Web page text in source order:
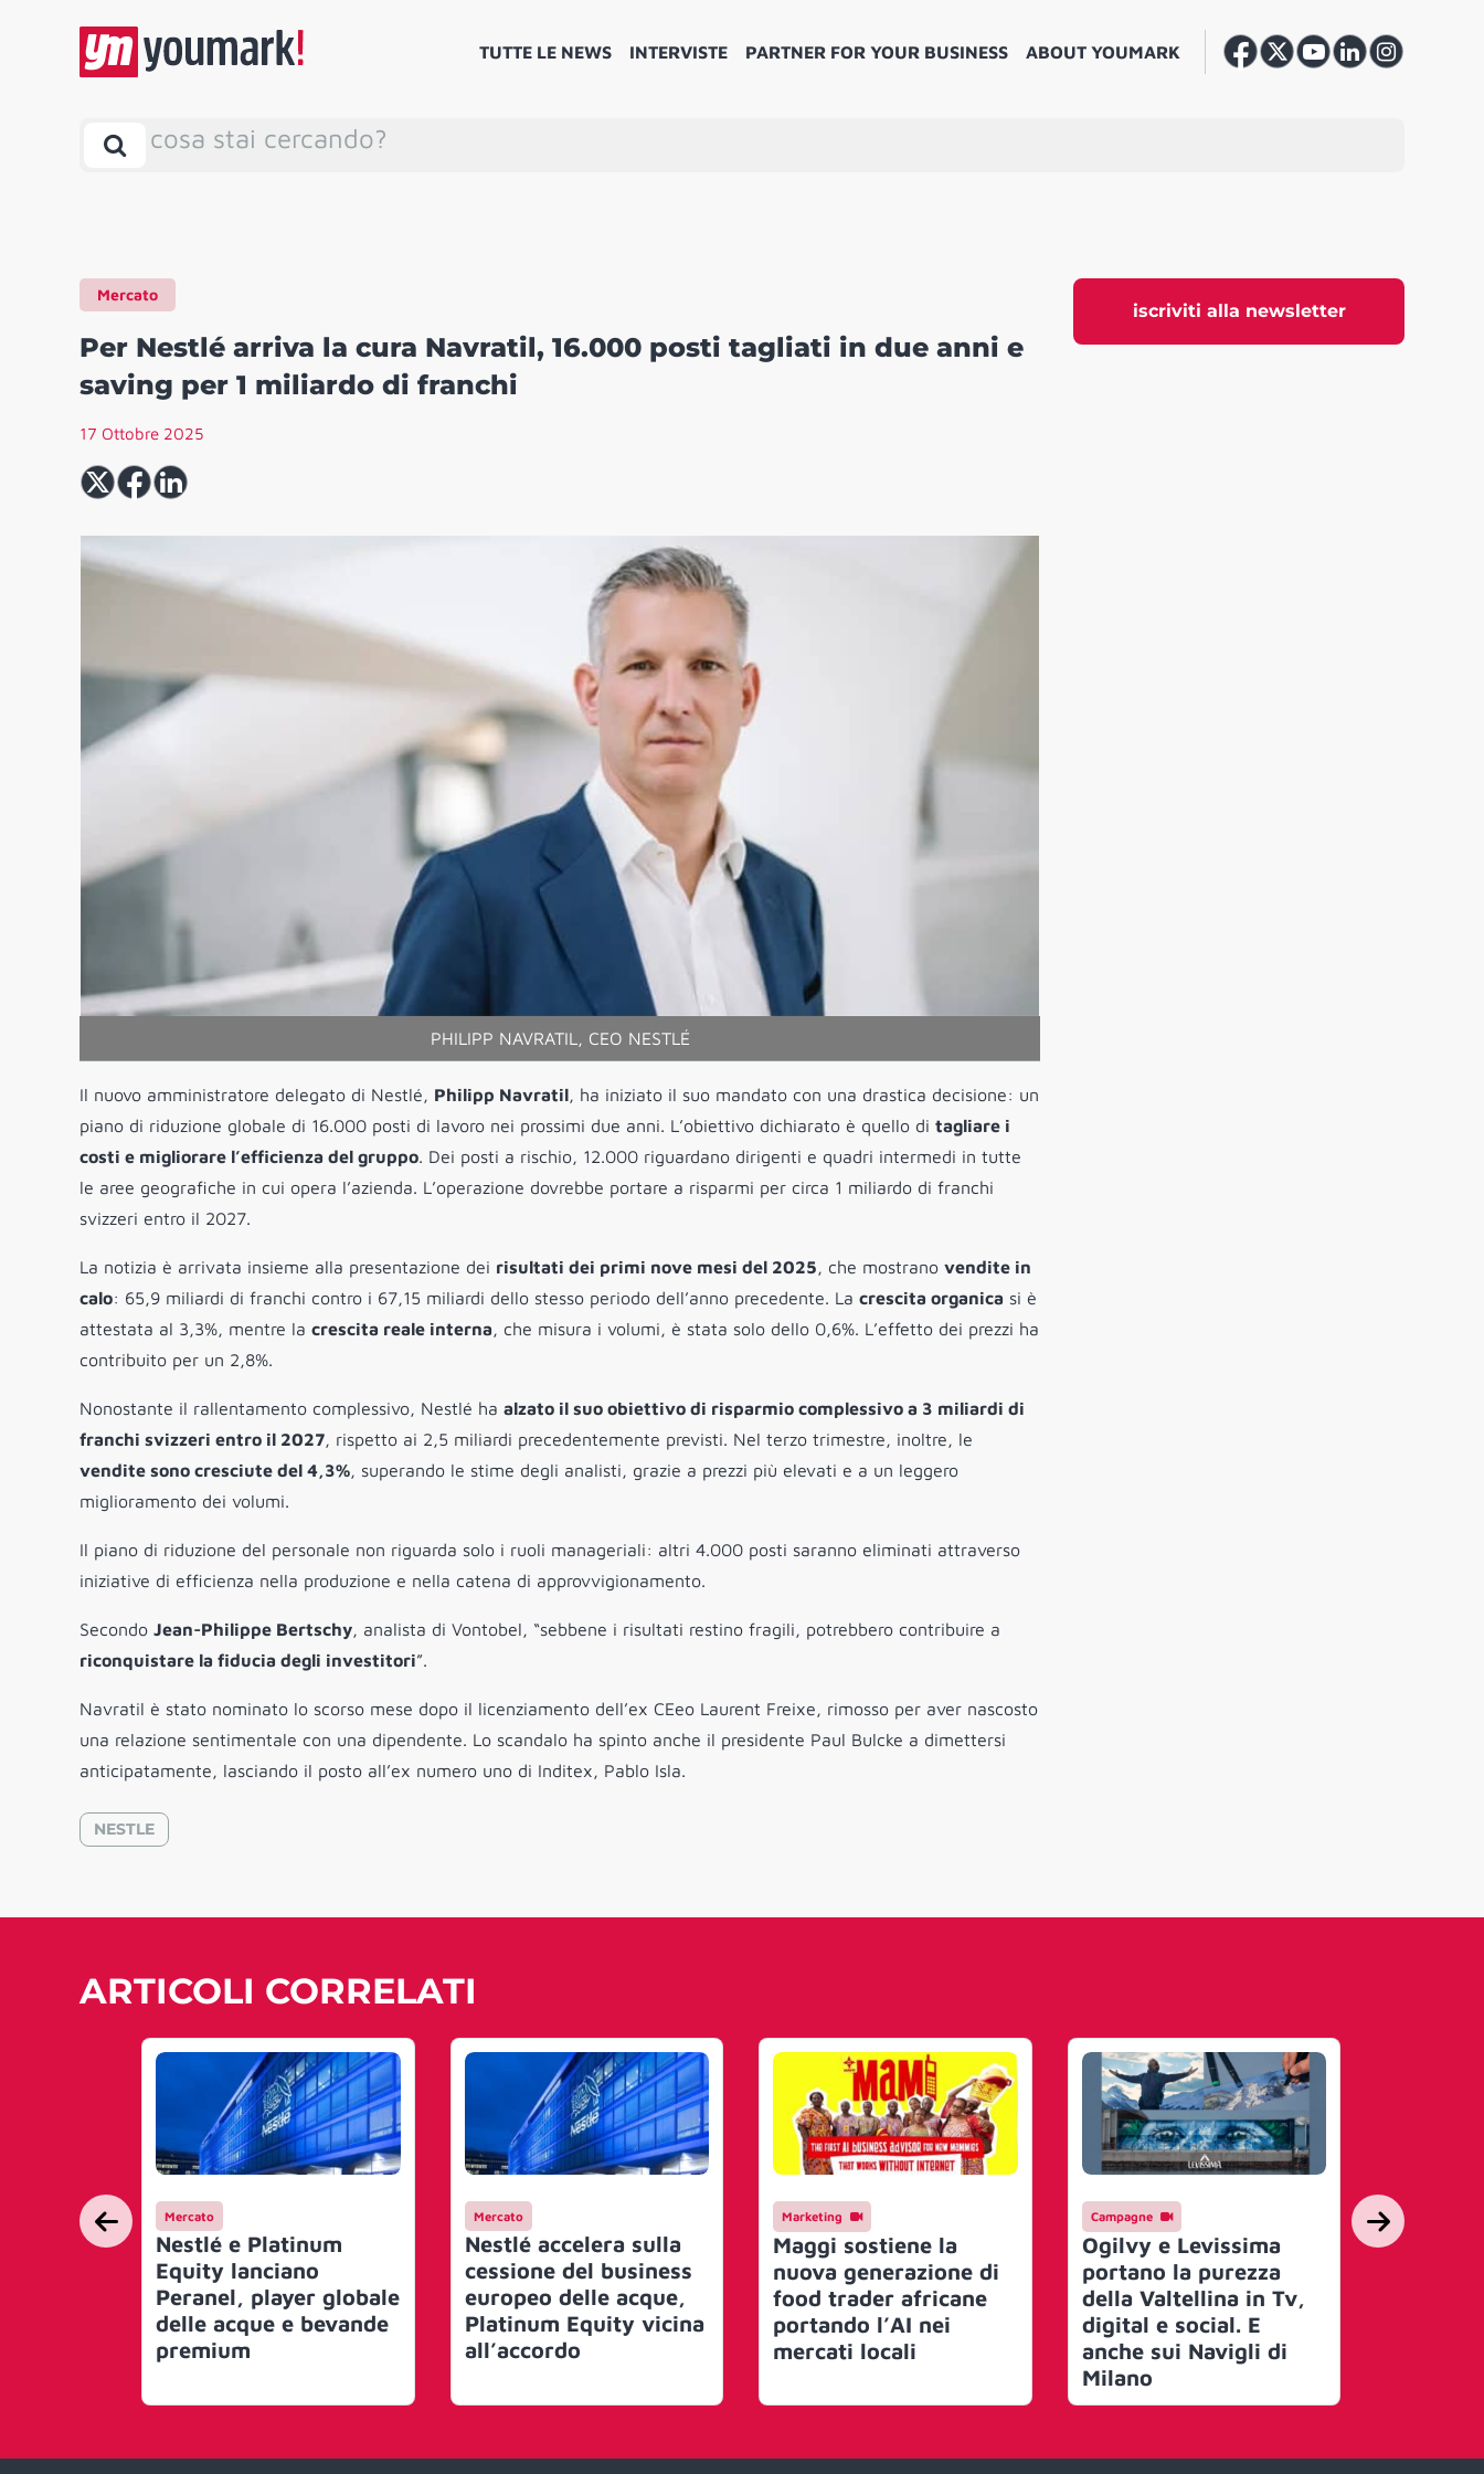
TUTTE LE NEWS INTERVISTE PARTNER FOR YOUR BUSINESS ABOUT YOUMARK
cosa stai cercando?
iscriviti alla newsletter
Mercato
Per Nestlé arriva la cura Navratil, 16.000 posti tagliati in due anni e
saving per 1 miliardo di franchi
17 Ottobre 2025
PHILIPP NAVRATIL, CEO NESTLÉ
Il nuovo amministratore delegato di Nestlé, Philipp Navratil, ha iniziato il suo mandato con una drastica decisione: un
piano di riduzione globale di 16.000 posti di lavoro nei prossimi due anni. L’obiettivo dichiarato è quello di tagliare i
costi e migliorare l’efficienza del gruppo. Dei posti a rischio, 12.000 riguardano dirigenti e quadri intermedi in tutte
le aree geografiche in cui opera l’azienda. L’operazione dovrebbe portare a risparmi per circa 1 miliardo di franchi
svizzeri entro il 2027.
La notizia è arrivata insieme alla presentazione dei risultati dei primi nove mesi del 2025, che mostrano vendite in
calo: 65,9 miliardi di franchi contro i 67,15 miliardi dello stesso periodo dell’anno precedente. La crescita organica si è
attestata al 3,3%, mentre la crescita reale interna, che misura i volumi, è stata solo dello 0,6%. L’effetto dei prezzi ha
contribuito per un 2,8%.
Nonostante il rallentamento complessivo, Nestlé ha alzato il suo obiettivo di risparmio complessivo a 3 miliardi di
franchi svizzeri entro il 2027, rispetto ai 2,5 miliardi precedentemente previsti. Nel terzo trimestre, inoltre, le
vendite sono cresciute del 4,3%, superando le stime degli analisti, grazie a prezzi più elevati e a un leggero
miglioramento dei volumi.
Il piano di riduzione del personale non riguarda solo i ruoli manageriali: altri 4.000 posti saranno eliminati attraverso
iniziative di efficienza nella produzione e nella catena di approvvigionamento.
Secondo Jean-Philippe Bertschy, analista di Vontobel, “sebbene i risultati restino fragili, potrebbero contribuire a
riconquistare la fiducia degli investitori”.
Navratil è stato nominato lo scorso mese dopo il licenziamento dell’ex CEeo Laurent Freixe, rimosso per aver nascosto
una relazione sentimentale con una dipendente. Lo scandalo ha spinto anche il presidente Paul Bulcke a dimettersi
anticipatamente, lasciando il posto all’ex numero uno di Inditex, Pablo Isla.
NESTLE
ARTICOLI CORRELATI
Mercato
Nestlé e Platinum
Equity lanciano
Peranel, player globale
delle acque e bevande
premium
Mercato
Nestlé accelera sulla
cessione del business
europeo delle acque,
Platinum Equity vicina
all’accordo
Marketing
Maggi sostiene la
nuova generazione di
food trader africane
portando l’AI nei
mercati locali
Campagne
Ogilvy e Levissima
portano la purezza
della Valtellina in Tv,
digital e social. E
anche sui Navigli di
Milano
Eventi
ReNest